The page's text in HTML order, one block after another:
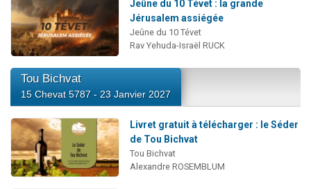
Jeûne du 10 Tévet : la grande
Jérusalem assiégée
Jeûne du 10 Tévet
Rav Yehuda-Israël RUCK
Tou Bichvat
15 Chevat 5787 - 23 Janvier 2027
Livret gratuit à télécharger : le Séder
de Tou Bichvat
Tou Bichvat
Alexandre ROSEMBLUM